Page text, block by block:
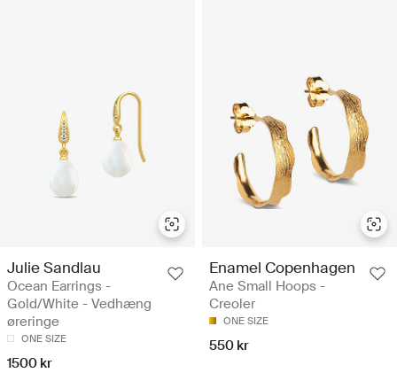
Julie Sandlau
Ocean Earrings -
Gold/White - Vedhæng
øreringe
ONE SIZE
1500 kr
Enamel Copenhagen
Ane Small Hoops -
Creoler
ONE SIZE
550 kr